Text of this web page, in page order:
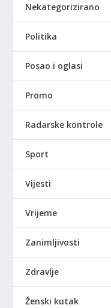
Nekategorizirano
Politika
Posao i oglasi
Promo
Radarske kontrole
Sport
Vijesti
Vrijeme
Zanimljivosti
Zdravlje
Ženski kutak